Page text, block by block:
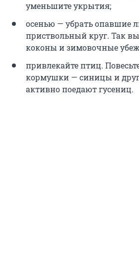
уменьшите укрытия;
осенью — убрать опавшие
приствольный круг. Так
коконы и зимовочные
привлекайте птиц.
кормушки — синицы и
активно поедают гусениц.